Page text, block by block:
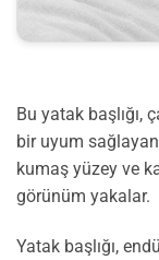
Bu yatak başlığı,
bir uyum
kumaş yüzey ve
görünüm yakalar.
Yatak başlığı,